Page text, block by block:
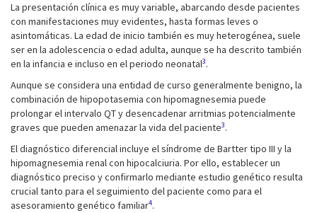
La presentación clínica es muy variable, abarcando desde pacientes
con manifestaciones muy evidentes, hasta formas leves o
asintomáticas. La edad de inicio también es muy heterogénea, suele
ser en la adolescencia o edad adulta, aunque se ha descrito también
en la infancia e incluso en el periodo neonatal3.
Aunque se considera una entidad de curso generalmente benigno, la
combinación de hipopotasemia con hipomagnesemia puede
prolongar el intervalo QT y desencadenar arritmias potencialmente
graves que pueden amenazar la vida del paciente3.
El diagnóstico diferencial incluye el síndrome de Bartter tipo III y la
hipomagnesemia renal con hipocalciuria. Por ello, establecer un
diagnóstico preciso y confirmarlo mediante estudio genético resulta
crucial tanto para el seguimiento del paciente como para el
asesoramiento genético familiar4.